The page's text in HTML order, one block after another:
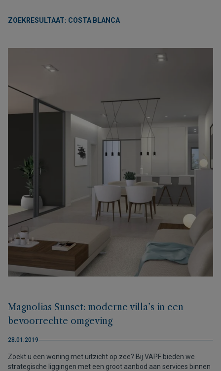
ZOEKRESULTAAT: COSTA BLANCA
Magnolias Sunset: moderne villa’s in een
bevoorrechte omgeving
28.01.2019
Zoekt u een woning met uitzicht op zee? Bij VAPF bieden we
strategische liggingen met een groot aanbod aan services binnen